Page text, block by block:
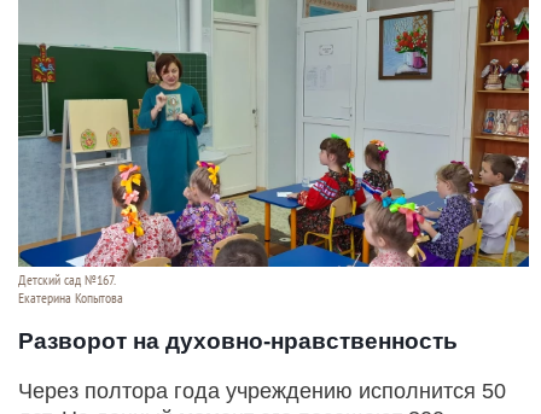
Детский сад №167.
Екатерина Копытова
Разворот на духовно-нравственность
Через полтора года учреждению исполнится 50